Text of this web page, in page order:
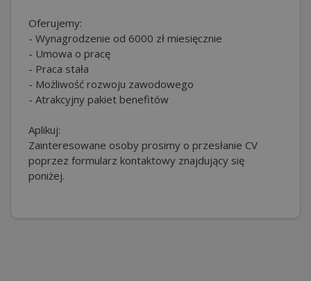
Oferujemy:
- Wynagrodzenie od 6000 zł miesięcznie
- Umowa o pracę
- Praca stała
- Możliwość rozwoju zawodowego
- Atrakcyjny pakiet benefitów
Aplikuj:
Zainteresowane osoby prosimy o przesłanie CV
poprzez formularz kontaktowy znajdujący się
poniżej.